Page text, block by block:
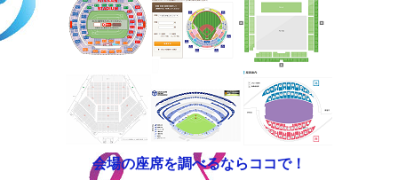
会場の座席を調べるならココで！